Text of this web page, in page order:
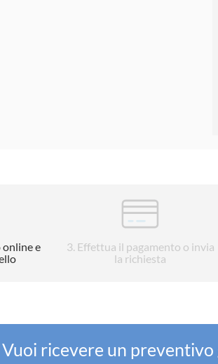
online e
3. Effettua il pagamento o invia
la richiesta
Vuoi ricevere un